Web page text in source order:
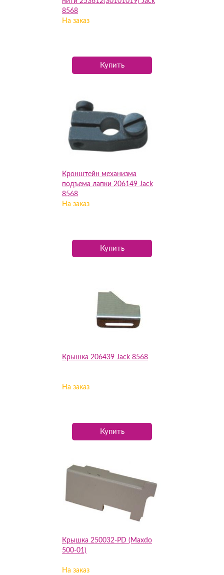
8568
На заказ
Купить
Кронштейн механизма
подъема лапки 206149 Jack
8568
На заказ
Купить
Крышка 206439 Jack 8568
На заказ
Купить
Крышка 250032-PD (Maxdo
500-01)
На заказ